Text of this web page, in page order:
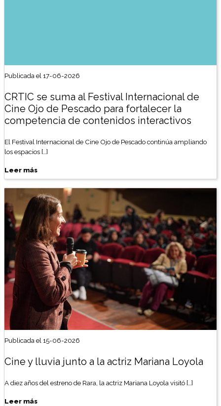
Publicada el 17-06-2026
CRTIC se suma al Festival Internacional de
Cine Ojo de Pescado para fortalecer la
competencia de contenidos interactivos
El Festival Internacional de Cine Ojo de Pescado continúa ampliando
los espacios […]
Leer más
Publicada el 15-06-2026
Cine y lluvia junto a la actriz Mariana Loyola
A diez años del estreno de Rara, la actriz Mariana Loyola visitó […]
Leer más